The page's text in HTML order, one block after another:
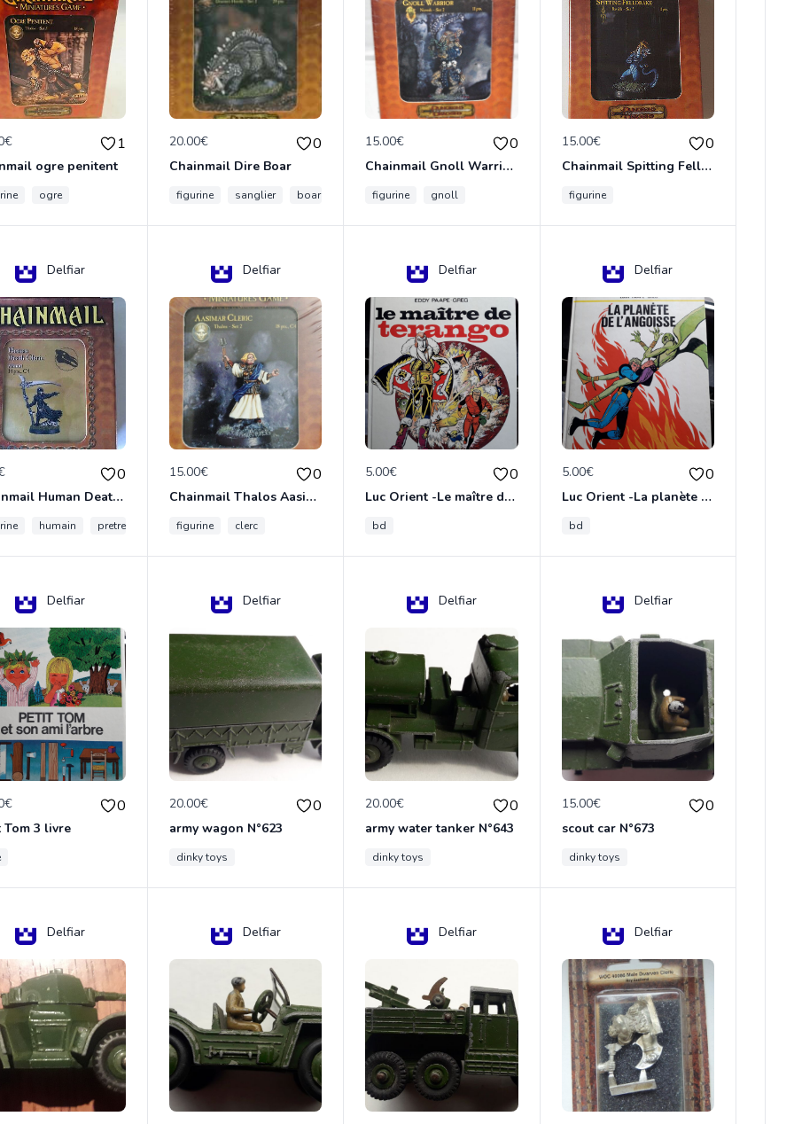
1
ogre penitent
ogre
20.00€ 0
Chainmail Dire Boar
figurine sanglier boar
15.00€ 0
Chainmail Gnoll Warrior Dungeons & Dragons
figurine gnoll
15.00€ 0
Chainmail Spitting Felldrake
figurine
Delfiar
0
Chainmail Human Death Cleric
humain pretre
Delfiar
15.00€ 0
Chainmail Thalos Aasimar Cleric
figurine clerc
Delfiar
5.00€ 0
Luc Orient -Le maître de terango
bd
Delfiar
5.00€ 0
Luc Orient -La planète de l'angoisse
bd
Delfiar
0
Tom 3 livre
Delfiar
20.00€ 0
army wagon N°623
dinky toys
Delfiar
20.00€ 0
army water tanker N°643
dinky toys
Delfiar
15.00€ 0
scout car N°673
dinky toys
Delfiar Delfiar Delfiar Delfiar